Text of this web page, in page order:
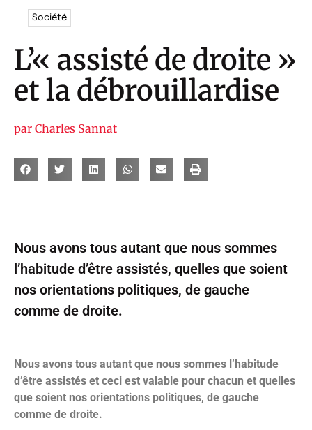
Société
L’« assisté de droite »
et la débrouillardise
par Charles Sannat
Nous avons tous autant que nous sommes
l’habitude d’être assistés, quelles que soient
nos orientations politiques, de gauche
comme de droite.
Nous avons tous autant que nous sommes l’habitude
d’être assistés et ceci est valable pour chacun et quelles
que soient nos orientations politiques, de gauche
comme de droite.